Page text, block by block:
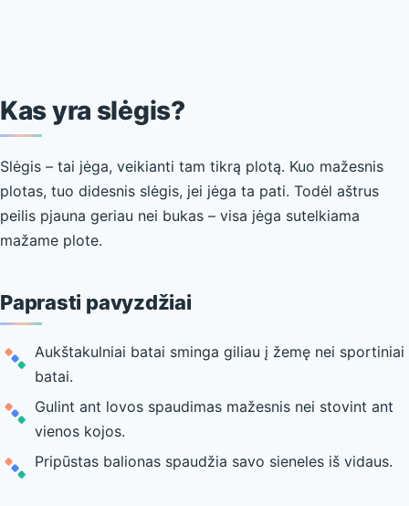
Kas yra slėgis?
Slėgis – tai jėga, veikianti tam tikrą plotą. Kuo mažesnis
plotas, tuo didesnis slėgis, jei jėga ta pati. Todėl aštrus
peilis pjauna geriau nei bukas – visa jėga sutelkiama
mažame plote.
Paprasti pavyzdžiai
Aukštakulniai batai sminga giliau į žemę nei sportiniai
batai.
Gulint ant lovos spaudimas mažesnis nei stovint ant
vienos kojos.
Pripūstas balionas spaudžia savo sieneles iš vidaus.